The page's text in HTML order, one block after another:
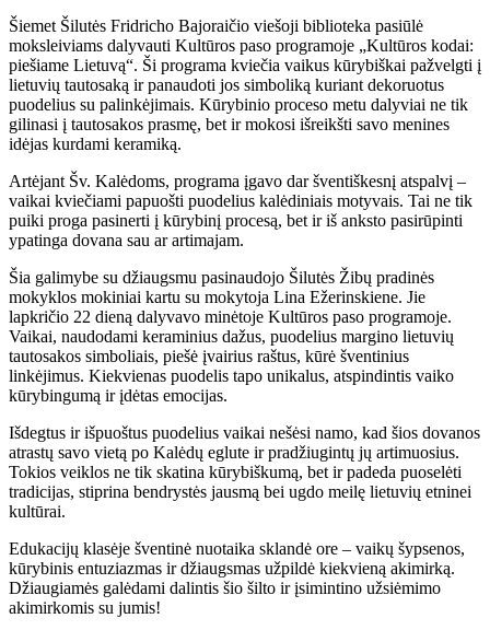
Šiemet Šilutės Fridricho Bajoraičio viešoji biblioteka pasiūlė
moksleiviams dalyvauti Kultūros paso programoje „Kultūros kodai:
piešiame Lietuvą“. Ši programa kviečia vaikus kūrybiškai pažvelgti į
lietuvių tautosaką ir panaudoti jos simboliką kuriant dekoruotus
puodelius su palinkėjimais. Kūrybinio proceso metu dalyviai ne tik
gilinasi į tautosakos prasmę, bet ir mokosi išreikšti savo menines
idėjas kurdami keramiką.
Artėjant Šv. Kalėdoms, programa įgavo dar šventiškesnį atspalvį –
vaikai kviečiami papuošti puodelius kalėdiniais motyvais. Tai ne tik
puiki proga pasinerti į kūrybinį procesą, bet ir iš anksto pasirūpinti
ypatinga dovana sau ar artimajam.
Šia galimybe su džiaugsmu pasinaudojo Šilutės Žibų pradinės
mokyklos mokiniai kartu su mokytoja Lina Ežerinskiene. Jie
lapkričio 22 dieną dalyvavo minėtoje Kultūros paso programoje.
Vaikai, naudodami keraminius dažus, puodelius margino lietuvių
tautosakos simboliais, piešė įvairius raštus, kūrė šventinius
linkėjimus. Kiekvienas puodelis tapo unikalus, atspindintis vaiko
kūrybingumą ir įdėtas emocijas.
Išdegtus ir išpuoštus puodelius vaikai nešėsi namo, kad šios dovanos
atrastų savo vietą po Kalėdų eglute ir pradžiugintų jų artimuosius.
Tokios veiklos ne tik skatina kūrybiškumą, bet ir padeda puoselėti
tradicijas, stiprina bendrystės jausmą bei ugdo meilę lietuvių etninei
kultūrai.
Edukacijų klasėje šventinė nuotaika sklandė ore – vaikų šypsenos,
kūrybinis entuziazmas ir džiaugsmas užpildė kiekvieną akimirką.
Džiaugiamės galėdami dalintis šio šilto ir įsimintino užsiėmimo
akimirkomis su jumis!